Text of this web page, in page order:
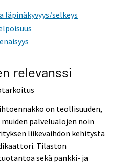
läpinäkyvyys/selkeys
relevanssi
on teollisuuden,
palvelualojen noin
liikevaihdon kehitystä
Tilaston
sekä pankki- ja